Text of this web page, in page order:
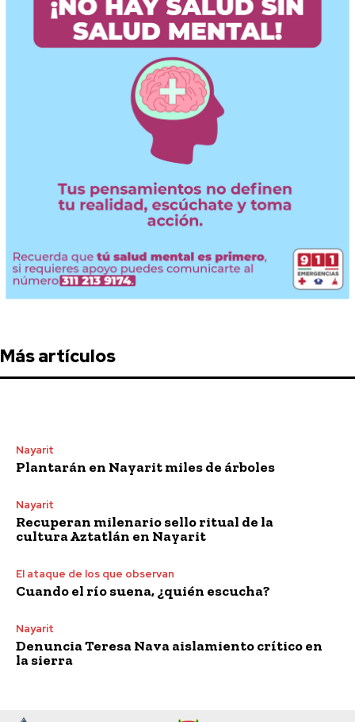
Más artículos
Nayarit
Plantarán en Nayarit miles de árboles
Nayarit
Recuperan milenario sello ritual de la
cultura Aztatlán en Nayarit
El ataque de los que observan
Cuando el río suena, ¿quién escucha?
Nayarit
Denuncia Teresa Nava aislamiento crítico en
la sierra